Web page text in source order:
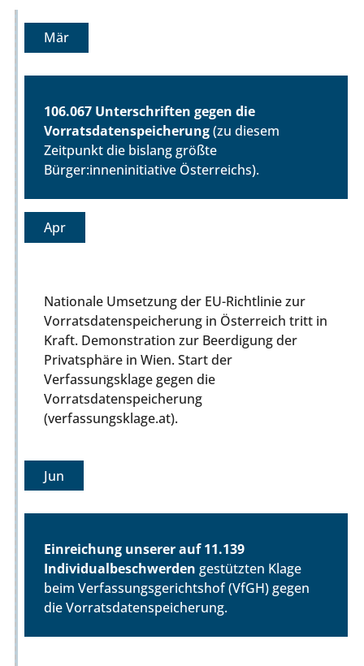
Mär
106.067 Unterschriften gegen die
Vorratsdatenspeicherung(zu diesem
Zeitpunkt die bislang größte
Bürger:inneninitiative Österreichs).
Apr
Nationale Umsetzung der EU-Richtlinie zur
Vorratsdatenspeicherung in Österreich tritt in
Kraft. Demonstration zur Beerdigung der
Privatsphäre in Wien. Start der
Verfassungsklage gegen die
Vorratsdatenspeicherung
(verfassungsklage.at).
Jun
Einreichung unserer auf 11.139
Individualbeschwerden gestützten Klage
beim Verfassungsgerichtshof (VfGH) gegen
die Vorratsdatenspeicherung.